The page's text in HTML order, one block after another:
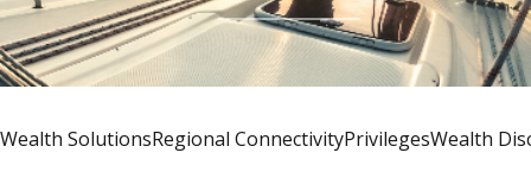
Wealth SolutionsRegional ConnectivityPrivilegesWealth